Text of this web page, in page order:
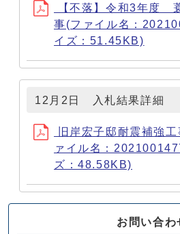
【不落】令和3年度
事(ファイル名：
イズ：51.45KB)
12月2日 入札結果詳細
旧岸宏子邸耐震補強
ァイル名：
ズ：48.58KB)
お問い合わ